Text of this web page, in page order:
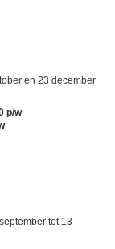
en 23 december
p/w
tot 13